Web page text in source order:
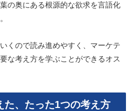
の奥にある根源的な欲求を言語化
くので読み進めやすく、マーケテ
な考え方を学ぶことができるオス
た、たった1つの考え方